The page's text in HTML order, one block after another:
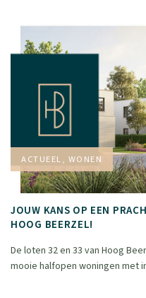
ACTUEEL, WONEN
JOUW KANS OP EEN
HOOG BEERZEL!
De loten 32 en 33 van Hoog
mooie halfopen woningen met